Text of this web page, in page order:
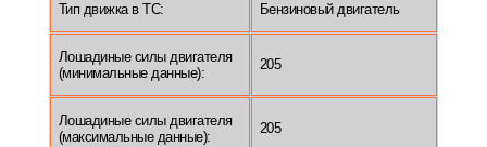
Тип движка в ТС: Бензиновый двигатель
Лошадиные силы двигателя
(минимальные данные):
205
Лошадиные силы двигателя
(максимальные данные):
205